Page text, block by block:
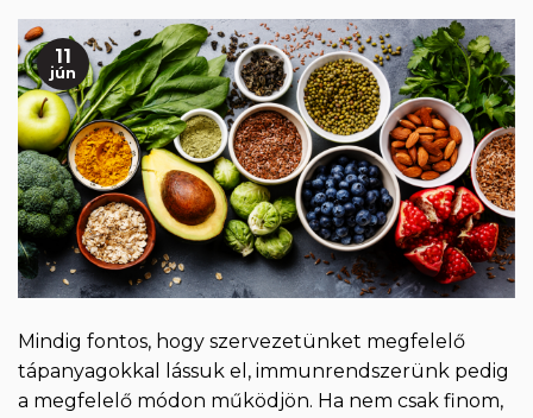
11
jún
Mindig fontos, hogy szervezetünket megfelelő
tápanyagokkal lássuk el, immunrendszerünk pedig
a megfelelő módon működjön. Ha nem csak finom,